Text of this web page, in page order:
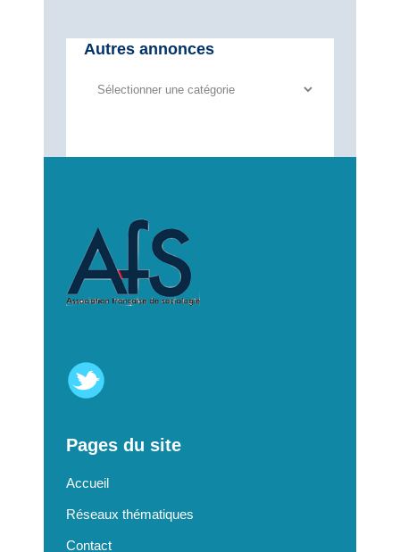
Autres annonces
Autres
Pages du site
Accueil
Réseaux thématiques
Contact